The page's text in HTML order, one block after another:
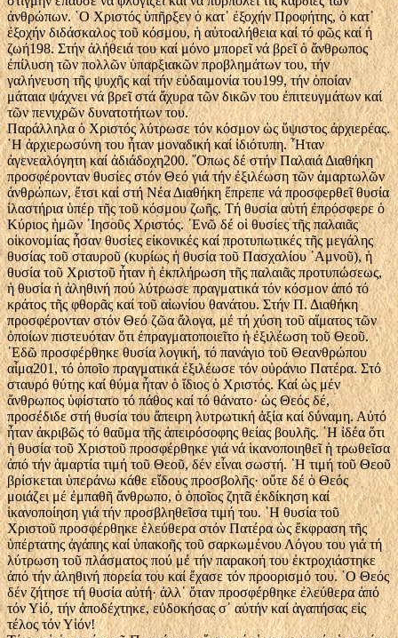
ἀνθρώπων. ῾Ο Χριστός ὑπῆρξεν ὁ κατ᾿ ἐξοχήν Προφήτης, ὁ κατ᾿
ἐξοχήν διδάσκαλος τοῦ κόσμου, ἡ αὐτοαλήθεια καί τό φῶς καί ἡ
ζωή198. Στήν ἀλήθειά του καί μόνο μπορεῖ νά βρεῖ ὁ ἄνθρωπος
ἐπίλυση τῶν πολλῶν ὑπαρξιακῶν προβλημάτων του, τήν
γαλήνευση τῆς ψυχῆς καί τήν εὐδαιμονία του199, τήν ὁποίαν
μάταια ψάχνει νά βρεῖ στά ἄχυρα τῶν δικῶν του ἐπιτευγμάτων καί
τῶν πενιχρῶν δυνατοτήτων του.
Παράλληλα ὁ Χριστός λύτρωσε τόν κόσμον ὡς ὕψιστος ἀρχιερέας.
῾Η ἀρχιερωσύνη του ἦταν μοναδική καί ἰδιότυπη. ῏Ηταν
ἀγενεαλόγητη καί ἀδιάδοχη200. ῞Οπως δέ στήν Παλαιά Διαθήκη
προσφέρονταν θυσίες στόν Θεό γιά τήν ἐξιλέωση τῶν ἁμαρτωλῶν
ἀνθρώπων, ἔτσι καί στή Νέα Διαθήκη ἔπρεπε νά προσφερθεῖ θυσία
ἱλαστήρια ὑπέρ τῆς τοῦ κόσμου ζωῆς. Τή θυσία αὐτή ἐπρόσφερε ὁ
Κύριος ἡμῶν ᾿Ιησοῦς Χριστός. ᾿Ενῶ δέ οἱ θυσίες τῆς παλαιᾶς
οἰκονομίας ἦσαν θυσίες εἰκονικές καί προτυπωτικές τῆς μεγάλης
θυσίας τοῦ σταυροῦ (κυρίως ἡ θυσία τοῦ Πασχαλίου ᾿Αμνοῦ), ἡ
θυσία τοῦ Χριστοῦ ἦταν ἡ ἐκπλήρωση τῆς παλαιᾶς προτυπώσεως,
ἡ θυσία ἡ ἀληθινή πού λύτρωσε πραγματικά τόν κόσμον ἀπό τό
κράτος τῆς φθορᾶς καί τοῦ αἰωνίου θανάτου. Στήν Π. Διαθήκη
προσφέρονταν στόν Θεό ζῶα ἄλογα, μέ τή χύση τοῦ αἵματος τῶν
ὁποίων πιστευόταν ὅτι ἐπραγματοποιεῖτο ἡ ἐξιλέωση τοῦ Θεοῦ.
᾿Εδῶ προσφέρθηκε θυσία λογική, τό πανάγιο τοῦ Θεανθρώπου
αἷμα201, τό ὁποῖο πραγματικά ἐξιλέωσε τόν οὐράνιο Πατέρα. Στό
σταυρό θύτης καί θύμα ἦταν ὁ ἴδιος ὁ Χριστός. Καί ὡς μέν
ἄνθρωπος ὑφίστατο τό πάθος καί τό θάνατο· ὡς Θεός δέ,
προσέδιδε στή θυσία του ἄπειρη λυτρωτική ἀξία καί δύναμη. Αὐτό
ἦταν ἀκριβῶς τό θαῦμα τῆς ἀπειρόσοφης θείας βουλῆς. ῾Η ἰδέα ὅτι
ἡ θυσία τοῦ Χριστοῦ προσφέρθηκε γιά νά ἱκανοποιηθεῖ ἡ τρωθεῖσα
ἀπό τήν ἁμαρτία τιμή τοῦ Θεοῦ, δέν εἶναι σωστή. ῾Η τιμή τοῦ Θεοῦ
βρίσκεται ὑπεράνω κάθε εἴδους προσβολῆς· οὔτε δέ ὁ Θεός
μοιάζει μέ ἐμπαθῆ ἄνθρωπο, ὁ ὁποῖος ζητᾶ ἐκδίκηση καί
ἱκανοποίηση γιά τήν προσβληθεῖσα τιμή του. ῾Η θυσία τοῦ
Χριστοῦ προσφέρθηκε ἐλεύθερα στόν Πατέρα ὡς ἔκφραση τῆς
ὑπέρτατης ἀγάπης καί ὑπακοῆς τοῦ σαρκωμένου Λόγου του γιά τή
λύτρωση τοῦ πλάσματος πού μέ τήν παρακοή του ἐκτροχιάστηκε
ἀπό τήν ἀληθινή πορεία του καί ἔχασε τόν προορισμό του. ῾Ο Θεός
δέν ζήτησε τή θυσία αὐτή· ἀλλ᾿ ὅταν προσφέρθηκε ἐλεύθερα ἀπό
τόν Υἱό, τήν ἀποδέχτηκε, εὐδοκήσας σ᾿ αὐτήν καί ἀγαπήσας εἰς
τέλος τόν Υἱόν!